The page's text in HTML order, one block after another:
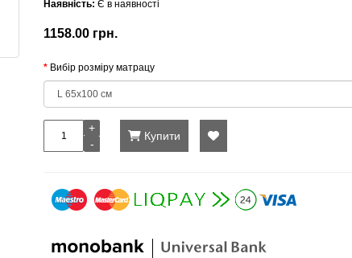
Наявність: Є в наявності
1158.00 грн.
Вибір розміру матрацу
Купити